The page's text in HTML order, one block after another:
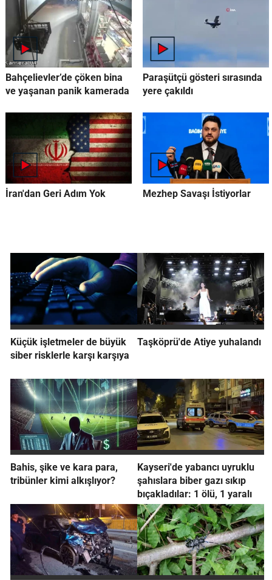
Bahçelievler’de çöken bina
ve yaşanan panik kamerada
Paraşütçü gösteri sırasında
yere çakıldı
İran'dan Geri Adım Yok Mezhep Savaşı İstiyorlar
Küçük işletmeler de büyük
siber risklerle karşı karşıya
Taşköprü'de Atiye yuhalandı
Bahis, şike ve kara para,
tribünler kimi alkışlıyor?
Kayseri'de yabancı uyruklu
şahıslara biber gazı sıkıp
bıçakladılar: 1 ölü, 1 yaralı